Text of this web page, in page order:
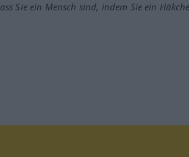
Sie ein Mensch sind, indem Sie ein